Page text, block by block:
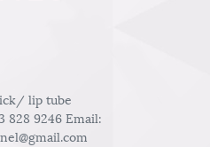
lip tube
828 9246 Email: